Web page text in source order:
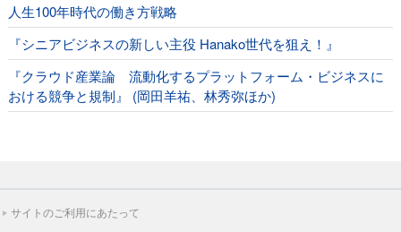
人生100年時代の働き方戦略
『シニアビジネスの新しい主役 Hanako世代を狙え！』
『クラウド産業論 流動化するプラットフォーム・ビジネスに
おける競争と規制』 (岡田羊祐、林秀弥ほか)
サイトのご利用にあたって